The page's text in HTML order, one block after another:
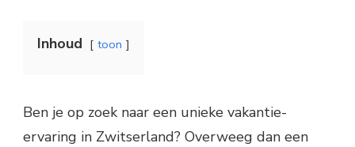
Inhoud toon
Ben je op zoek naar een unieke vakantie-
ervaring in Zwitserland? Overweeg dan een